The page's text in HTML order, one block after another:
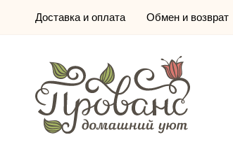
Доставка и оплата Обмен и возврат